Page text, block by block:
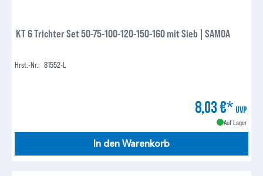
KT 6 Trichter Set 50-75-100-120-150-160 mit Sieb | SAMOA
Hrst.-Nr.: 81552-L
8,03 €* UVP
Auf Lager
In den Warenkorb